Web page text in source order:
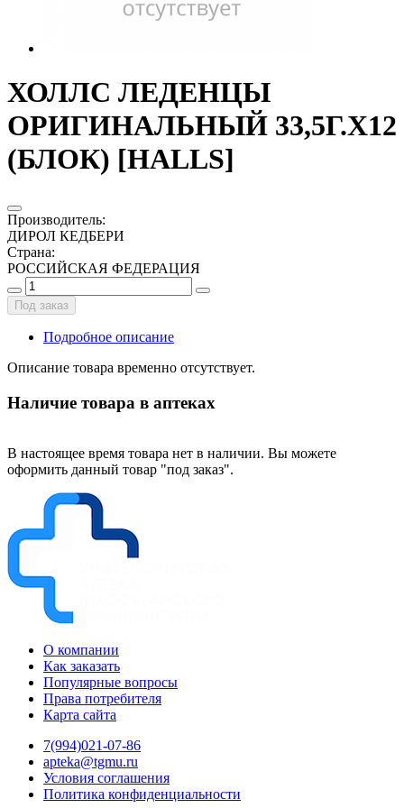
ХОЛЛС ЛЕДЕНЦЫ
ОРИГИНАЛЬНЫЙ 33,5Г.Х12
(БЛОК) [HALLS]
Производитель:
ДИРОЛ КЕДБЕРИ
Страна:
РОССИЙСКАЯ ФЕДЕРАЦИЯ
Под заказ
Подробное описание
Описание товара временно отсутствует.
Наличие товара в аптеках
В настоящее время товара нет в наличии. Вы можете
оформить данный товар "под заказ".
О компании
Как заказать
Популярные вопросы
Права потребителя
Карта сайта
7(994)021-07-86
apteka@tgmu.ru
Условия соглашения
Политика конфиденциальности